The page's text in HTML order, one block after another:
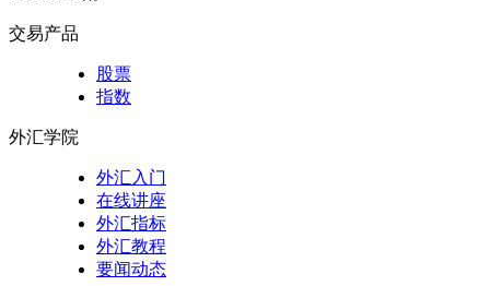
交易产品
股票
指数
外汇学院
外汇入门
在线讲座
外汇指标
外汇教程
要闻动态